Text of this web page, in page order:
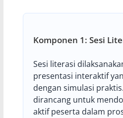
Komponen 1: Sesi
Sesi literasi
presentasi interaktif
dengan simulasi
dirancang untuk
aktif peserta dalam